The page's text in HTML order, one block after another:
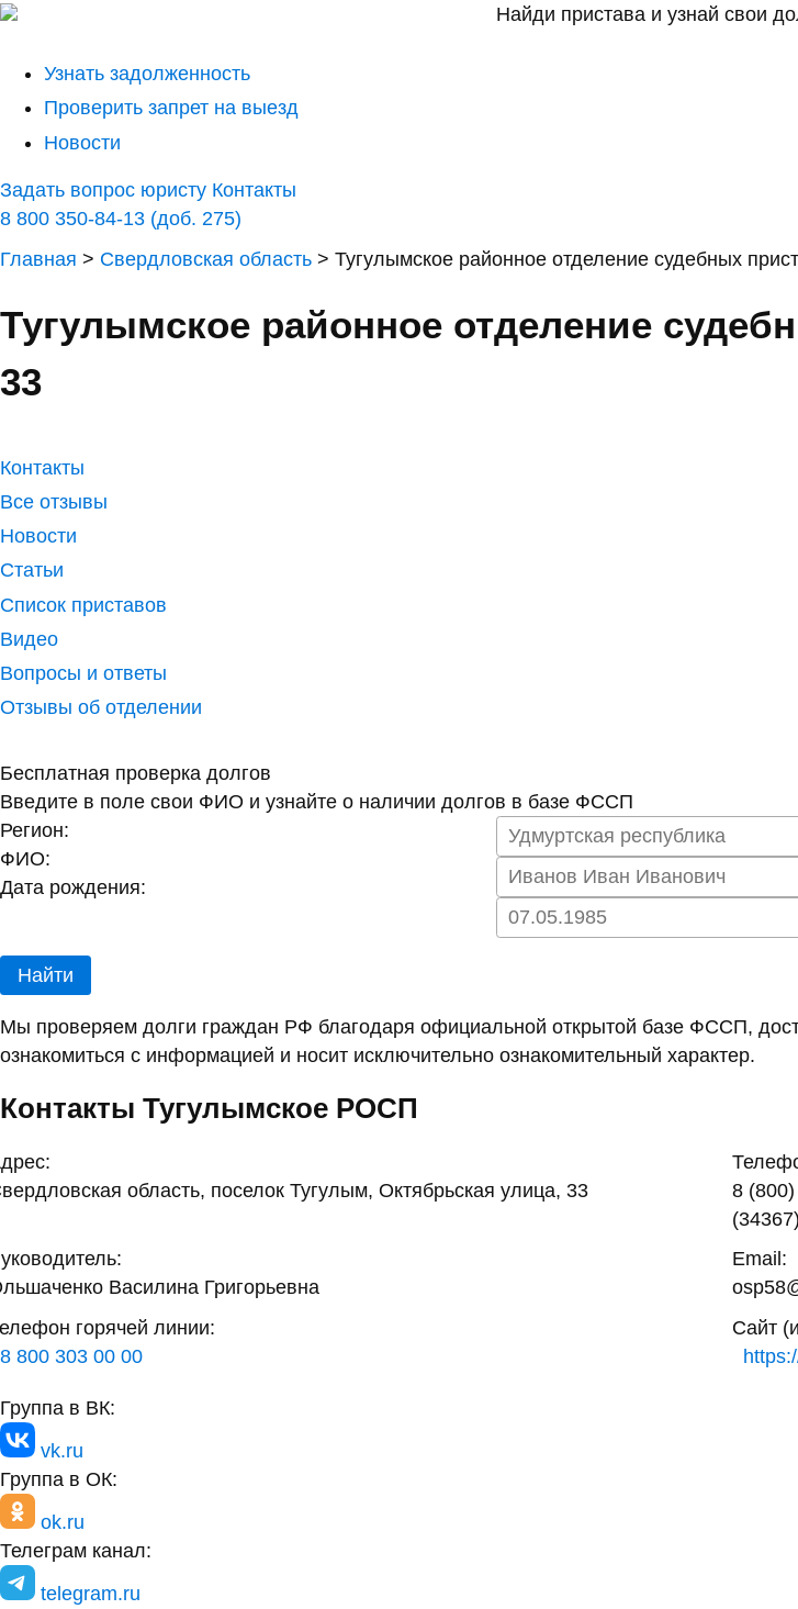
Найди пристава и узнай свои
Узнать задолженность
Проверить запрет на выезд
Новости
Задать вопрос юристу Контакты
8 800 350-84-13 (доб. 275)
Главная > Свердловская область > Тугулымское районное отделение судебных
Тугулымское районное отделение
33
Контакты
Все отзывы
Новости
Статьи
Список приставов
Видео
Вопросы и ответы
Отзывы об отделении
Бесплатная проверка долгов
Введите в поле свои ФИО и узнайте о наличии долгов в базе ФССП
Регион:
ФИО:
Дата рождения:
Найти
Мы проверяем долги граждан РФ благодаря официальной открытой базе ФССП,
ознакомиться с информацией и носит исключительно ознакомительный характер.
Контакты Тугулымское РОСП
область, поселок Тугулым, Октябрьская улица, 33
8
Василина Григорьевна
Email:
горячей линии:
8 800 303 00 00
Сайт
Группа в ВК:
vk.ru
Группа в ОК:
ok.ru
Телеграм канал:
telegram.ru